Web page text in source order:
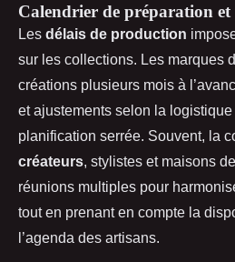
Calendrier de préparation
Les délais de production
sur les collections. Les marques
créations plusieurs mois à
et ajustements selon la
planification serrée. Souvent, la
créateurs, stylistes et maisons
réunions multiples pour
tout en prenant en compte la
l’agenda des artisans.